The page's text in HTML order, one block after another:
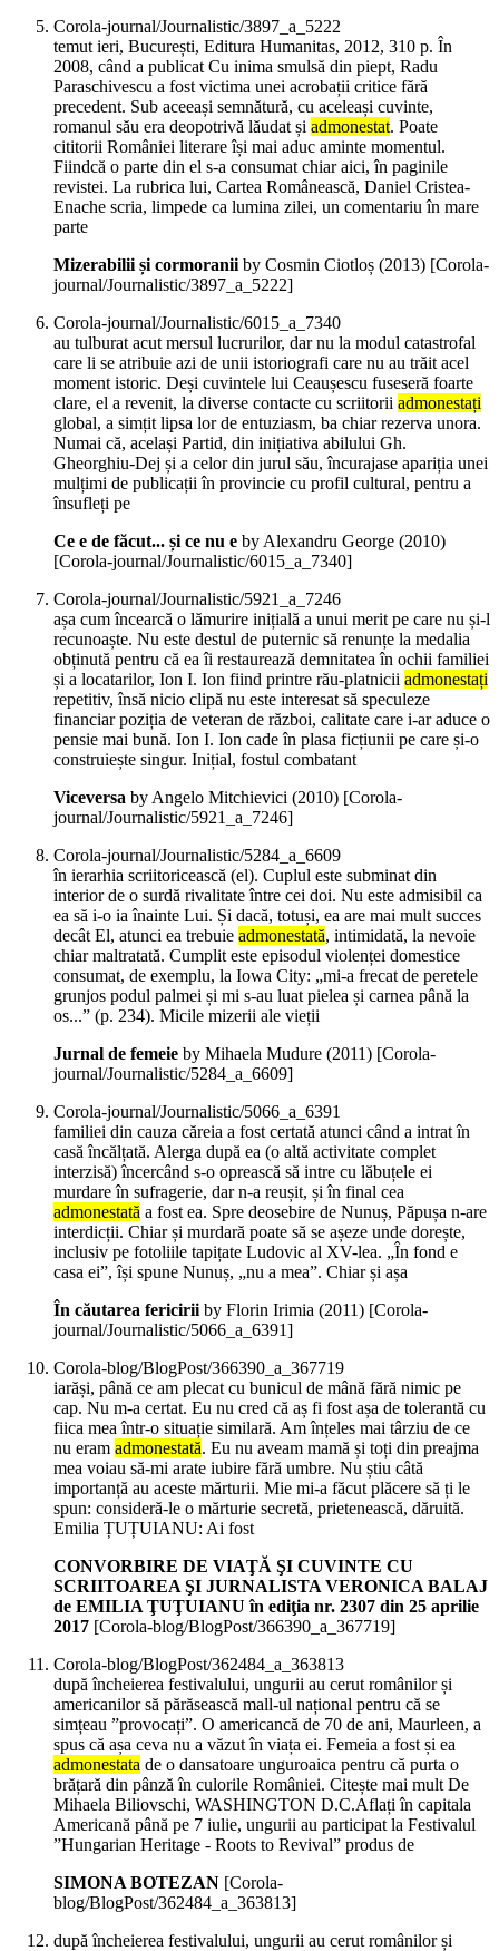
Corola-journal/Journalistic/3897_a_5222
temut ieri, București, Editura Humanitas, 2012, 310 p. În
2008, când a publicat Cu inima smulsă din piept, Radu
Paraschivescu a fost victima unei acrobații critice fără
precedent. Sub aceeași semnătură, cu aceleași cuvinte,
romanul său era deopotrivă lăudat și admonestat. Poate
cititorii României literare își mai aduc aminte momentul.
Fiindcă o parte din el s-a consumat chiar aici, în paginile
revistei. La rubrica lui, Cartea Românească, Daniel Cristea-
Enache scria, limpede ca lumina zilei, un comentariu în mare
parte
Mizerabilii și cormoraniiby Cosmin Ciotloș (2013) [Corola-
journal/Journalistic/3897_a_5222]
Corola-journal/Journalistic/6015_a_7340
au tulburat acut mersul lucrurilor, dar nu la modul catastrofal
care li se atribuie azi de unii istoriografi care nu au trăit acel
moment istoric. Deși cuvintele lui Ceaușescu fuseseră foarte
clare, el a revenit, la diverse contacte cu scriitorii admonestați
global, a simțit lipsa lor de entuziasm, ba chiar rezerva unora.
Numai că, același Partid, din inițiativa abilului Gh.
Gheorghiu-Dej și a celor din jurul său, încurajase apariția unei
mulțimi de publicații în provincie cu profil cultural, pentru a
însufleți pe
Ce e de făcut... și ce nu e by Alexandru George (2010)
[Corola-journal/Journalistic/6015_a_7340]
Corola-journal/Journalistic/5921_a_7246
așa cum încearcă o lămurire inițială a unui merit pe care nu și-l
recunoaște. Nu este destul de puternic să renunțe la medalia
obținută pentru că ea îi restaurează demnitatea în ochii familiei
și a locatarilor, Ion I. Ion fiind printre rău-platnicii admonestați
repetitiv, însă nicio clipă nu este interesat să speculeze
financiar poziția de veteran de război, calitate care i-ar aduce o
pensie mai bună. Ion I. Ion cade în plasa ficțiunii pe care și-o
construiește singur. Inițial, fostul combatant
Viceversa by Angelo Mitchievici (2010) [Corola-
journal/Journalistic/5921_a_7246]
Corola-journal/Journalistic/5284_a_6609
în ierarhia scriitoricească (el). Cuplul este subminat din
interior de o surdă rivalitate între cei doi. Nu este admisibil ca
ea să i-o ia înainte Lui. Și dacă, totuși, ea are mai mult succes
decât El, atunci ea trebuie admonestată, intimidată, la nevoie
chiar maltratată. Cumplit este episodul violenței domestice
consumat, de exemplu, la Iowa City: „mi-a frecat de peretele
grunjos podul palmei și mi s-au luat pielea și carnea până la
os...” (p. 234). Micile mizerii ale vieții
Jurnal de femeie by Mihaela Mudure (2011) [Corola-
journal/Journalistic/5284_a_6609]
Corola-journal/Journalistic/5066_a_6391
familiei din cauza căreia a fost certată atunci când a intrat în
casă încălțată. Alerga după ea (o altă activitate complet
interzisă) încercând s-o oprească să intre cu lăbuțele ei
murdare în sufragerie, dar n-a reușit, și în final cea
admonestată a fost ea. Spre deosebire de Nunuș, Păpușa n-are
interdicții. Chiar și murdară poate să se așeze unde dorește,
inclusiv pe fotoliile tapițate Ludovic al XV-lea. „În fond e
casa ei”, își spune Nunuș, „nu a mea”. Chiar și așa
În căutarea fericiriiby Florin Irimia (2011) [Corola-
journal/Journalistic/5066_a_6391]
Corola-blog/BlogPost/366390_a_367719
iarăși, până ce am plecat cu bunicul de mână fără nimic pe
cap. Nu m-a certat. Eu nu cred că aș fi fost așa de tolerantă cu
fiica mea într-o situație similară. Am înțeles mai târziu de ce
nu eram admonestată. Eu nu aveam mamă și toți din preajma
mea voiau să-mi arate iubire fără umbre. Nu știu câtă
importanță au aceste mărturii. Mie mi-a făcut plăcere să ți le
spun: consideră-le o mărturie secretă, prietenească, dăruită.
Emilia ȚUȚUIANU: Ai fost
CONVORBIRE DE VIAŢĂ ŞI CUVINTE CU
SCRIITOAREA ŞI JURNALISTA VERONICA BALAJ
de EMILIA ŢUŢUIANU în ediţia nr. 2307 din 25 aprilie
2017 [Corola-blog/BlogPost/366390_a_367719]
Corola-blog/BlogPost/362484_a_363813
după încheierea festivalului, ungurii au cerut românilor și
americanilor să părăsească mall-ul național pentru că se
simțeau ”provocați”. O americancă de 70 de ani, Maurleen, a
spus că așa ceva nu a văzut în viața ei. Femeia a fost și ea
admonestata de o dansatoare unguroaica pentru că purta o
brățară din pânză în culorile României. Citește mai mult De
Mihaela Biliovschi, WASHINGTON D.C.Aflați în capitala
Americană până pe 7 iulie, ungurii au participat la Festivalul
”Hungarian Heritage - Roots to Revival” produs de
SIMONA BOTEZAN [Corola-
blog/BlogPost/362484_a_363813]
după încheierea festivalului, ungurii au cerut românilor și